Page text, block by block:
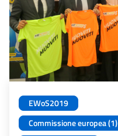
EWoS2019
Commissione europea (1)